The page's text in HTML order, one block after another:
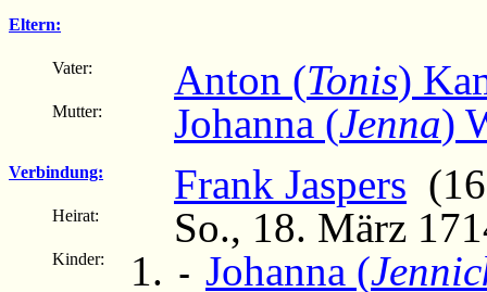
Eltern:
Vater: Anton (Tonis)
Mutter: Johanna (Jenna)
Verbindung: Frank Jaspers
Heirat: So., 18. März
Kinder: - Johanna (